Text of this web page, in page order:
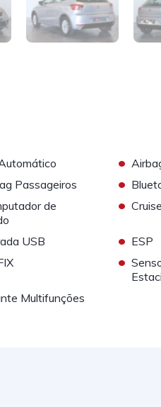
•
Passageiros •
de
•
USB • ESP
•
Multifunções